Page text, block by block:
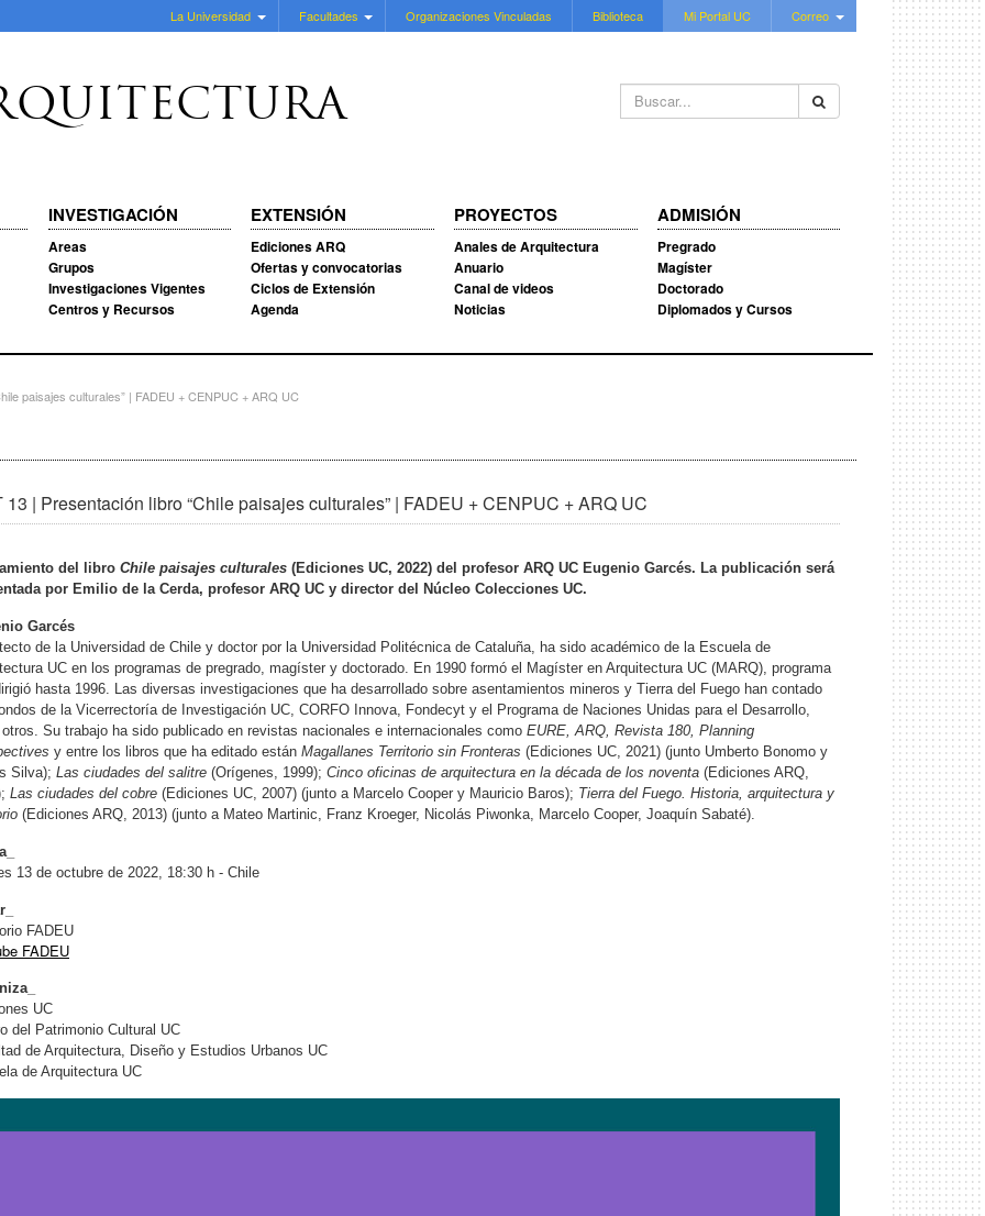
La Universidad Facultades Organizaciones Vinculadas Biblioteca Mi Portal UC Correo
Buscar...
INVESTIGACIÓN
Areas
Grupos
Investigaciones Vigentes
Centros y Recursos
EXTENSIÓN
Ediciones ARQ
Ofertas y convocatorias
Ciclos de Extensión
Agenda
PROYECTOS
Anales de Arquitectura
Anuario
Canal de videos
Noticias
ADMISIÓN
Pregrado
Magíster
Doctorado
Diplomados y Cursos
paisajes culturales” | FADEU + CENPUC + ARQ UC
13 | Presentación libro “Chile paisajes culturales” | FADEU + CENPUC + ARQ UC
del libro Chile paisajes culturales (Ediciones UC, 2022) del profesor ARQ UC Eugenio Garcés. La publicación será
por Emilio de la Cerda, profesor ARQ UC y director del Núcleo Colecciones UC.
Garcés
de la Universidad de Chile y doctor por la Universidad Politécnica de Cataluña, ha sido académico de la Escuela de
UC en los programas de pregrado, magíster y doctorado. En 1990 formó el Magíster en Arquitectura UC (MARQ), programa
hasta 1996. Las diversas investigaciones que ha desarrollado sobre asentamientos mineros y Tierra del Fuego han contado
de la Vicerrectoría de Investigación UC, CORFO Innova, Fondecyt y el Programa de Naciones Unidas para el Desarrollo,
Su trabajo ha sido publicado en revistas nacionales e internacionales como EURE, ARQ, Revista 180, Planning
y entre los libros que ha editado están Magallanes Territorio sin Fronteras (Ediciones UC, 2021) (junto Umberto Bonomo y
Silva); Las ciudades del salitre (Orígenes, 1999); Cinco oficinas de arquitectura en la década de los noventa (Ediciones ARQ,
Las ciudades del cobre (Ediciones UC, 2007) (junto a Marcelo Cooper y Mauricio Baros); Tierra del Fuego. Historia, arquitectura y
(Ediciones ARQ, 2013) (junto a Mateo Martinic, Franz Kroeger, Nicolás Piwonka, Marcelo Cooper, Joaquín Sabaté).
13 de octubre de 2022, 18:30 h - Chile
FADEU
FADEU
UC
del Patrimonio Cultural UC
de Arquitectura, Diseño y Estudios Urbanos UC
de Arquitectura UC